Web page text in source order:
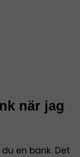
när jag
en bank. Det